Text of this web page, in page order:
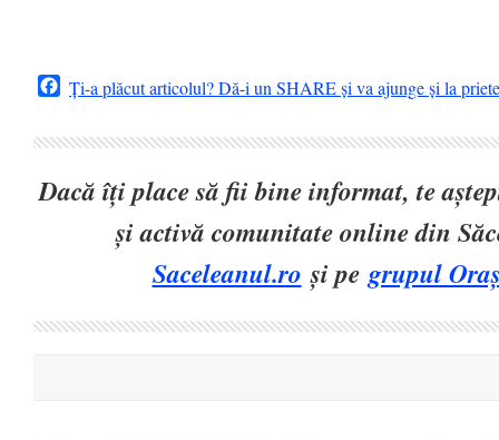
Facebook
Ți-a plăcut articolul? Dă-i un SHARE și va ajunge și la
Dacă îți place să fii bine informat, te
și activă comunitate online din
Saceleanul.ro și pegrupul